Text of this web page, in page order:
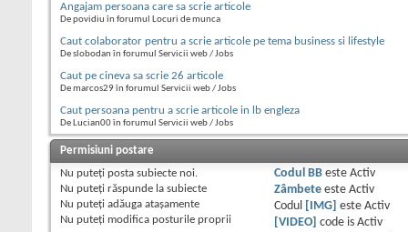
Angajam persoana care sa scrie articole
De povidiu în forumul Locuri de munca
Caut colaborator pentru a scrie articole pe tema business si lifestyle
De slobodan în forumul Servicii web / Jobs
Caut pe cineva sa scrie 26 articole
De marcos29 în forumul Servicii web / Jobs
Caut persoana pentru a scrie articole in lb engleza
De Lucian00 în forumul Servicii web / Jobs
Permisiuni postare
Nu puteţi posta subiecte noi.
Nu puteţi răspunde la subiecte
Nu puteţi adăuga ataşamente
Nu puteţi modifica posturile proprii
Codul BBeste Activ
Zâmbeteeste Activ
Codul
[IMG] este Activ
[VIDEO]
code is Activ